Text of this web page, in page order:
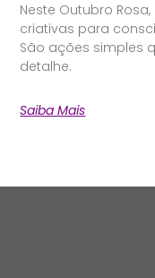
Neste Outubro
criativas para
São ações simples
detalhe.
Saiba Mais